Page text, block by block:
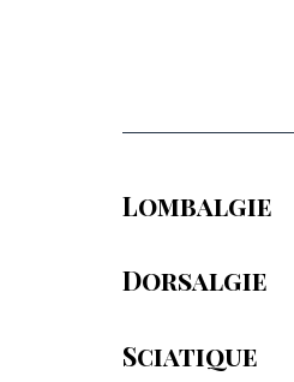
Lombalgie
Dorsalgie
Sciatique